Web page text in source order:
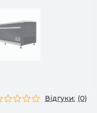
Відгуки: (0)